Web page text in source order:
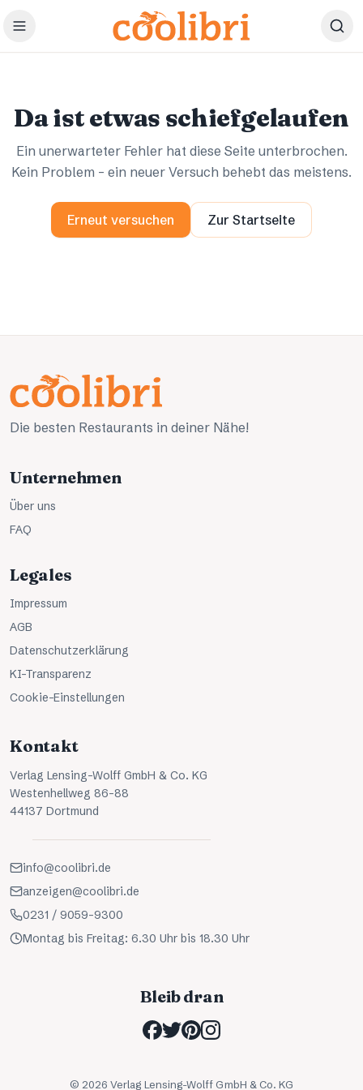
Zum Hauptinhalt springen
Da ist etwas schiefgelaufen
Ein unerwarteter Fehler hat diese Seite unterbrochen.
Kein Problem – ein neuer Versuch behebt das meistens.
Erneut versuchen Zur Startseite
Die besten Restaurants in deiner Nähe!
Unternehmen
Über uns
FAQ
Legales
Impressum
AGB
Datenschutzerklärung
KI-Transparenz
Cookie-Einstellungen
Kontakt
Verlag Lensing-Wolff GmbH & Co. KG
Westenhellweg 86-88
44137 Dortmund
info@coolibri.de
anzeigen@coolibri.de
0231 / 9059-9300
Montag bis Freitag: 6.30 Uhr bis 18.30 Uhr
Bleib dran
© 2026 Verlag Lensing-Wolff GmbH & Co. KG